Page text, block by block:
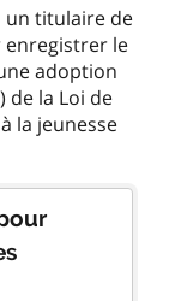
un titulaire de
le
adoption
de la Loi de
la jeunesse